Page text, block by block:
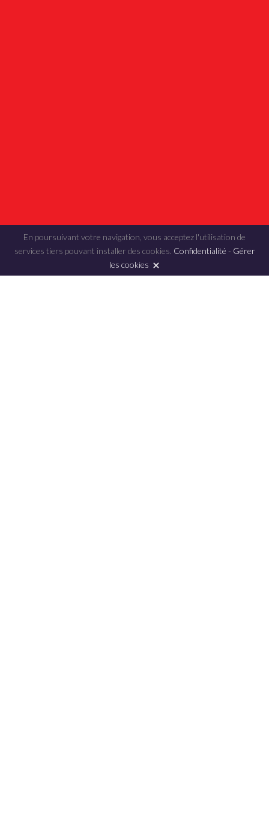
En poursuivant votre navigation, vous acceptez l'utilisation de
services tiers pouvant installer des cookies. Confidentialité - Gérer
les cookies